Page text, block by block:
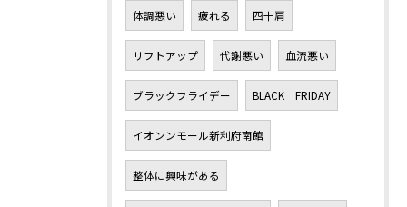
体調悪い 疲れる 四十肩
リフトアップ 代謝悪い 血流悪い
ブラックフライデー BLACK FRIDAY
イオンンモール新利府南館
整体に興味がある